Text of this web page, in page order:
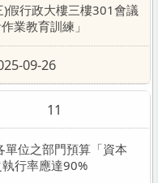
假行政大樓三樓301會議
業教育訓練」
09-26
11
單位之部門預算「資本
行率應達90%